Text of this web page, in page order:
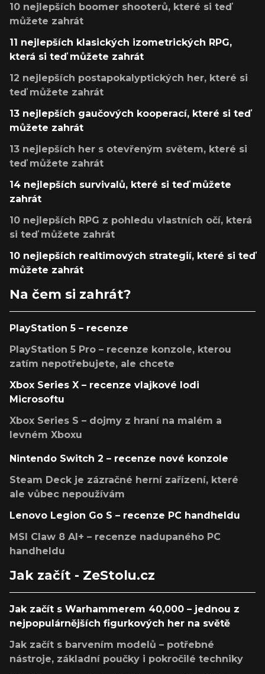
10 nejlepších boomer shooterů, které si teď
můžete zahrát
11 nejlepších klasických izometrických RPG,
která si teď můžete zahrát
12 nejlepších postapokalyptických her, které si
teď můžete zahrát
13 nejlepších gaučových kooperací, které si teď
můžete zahrát
13 nejlepších her s otevřeným světem, které si
teď můžete zahrát
14 nejlepších survivalů, které si teď můžete
zahrát
10 nejlepších RPG z pohledu vlastních očí, která
si teď můžete zahrát
10 nejlepších realtimových strategií, které si teď
můžete zahrát
Na čem si zahrát?
PlayStation 5 – recenze
PlayStation 5 Pro – recenze konzole, kterou
zatím nepotřebujete, ale chcete
Xbox Series X – recenze vlajkové lodi
Microsoftu
Xbox Series S – dojmy z hraní na malém a
levném Xboxu
Nintendo Switch 2 – recenze nové konzole
Steam Deck je zázračné herní zařízení, které
ale vůbec nepoužívám
Lenovo Legion Go S – recenze PC handheldu
MSI Claw 8 AI+ – recenze nadupaného PC
handheldu
Jak začít - ZeStolu.cz
Jak začít s Warhammerem 40,000 – jednou z
nejpopulárnějších figurkových her na světě
Jak začít s barvením modelů – potřebné
nástroje, základní poučky i pokročilé techniky